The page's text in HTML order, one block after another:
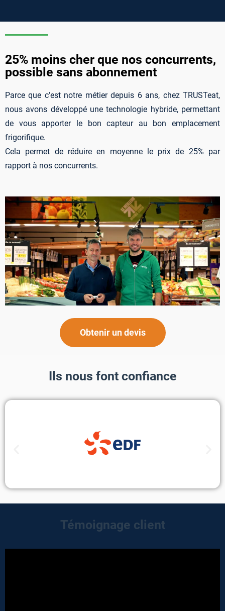
25% moins cher que nos concurrents,
possible sans abonnement
Parce que c’est notre métier depuis 6 ans, chez TRUSTeat,
nous avons développé une technologie hybride, permettant
de vous apporter le bon capteur au bon emplacement
frigorifique.
Cela permet de réduire en moyenne le prix de 25% par
rapport à nos concurrents.
Obtenir un devis
Ils nous font confiance
Témoignage client